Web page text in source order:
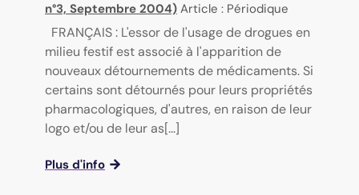
n°3, Septembre 2004) Article : Périodique
FRANÇAIS : L'essor de l'usage de drogues en
milieu festif est associé à l'apparition de
nouveaux détournements de médicaments. Si
certains sont détournés pour leurs propriétés
pharmacologiques, d'autres, en raison de leur
logo et/ou de leur as[...]
Plus d'info